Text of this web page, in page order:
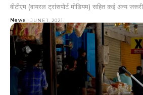
वीटीएम (वायरल ट्रांसपोर्ट मीडियम) सहित कई अन्य
News JUNE 1, 2021